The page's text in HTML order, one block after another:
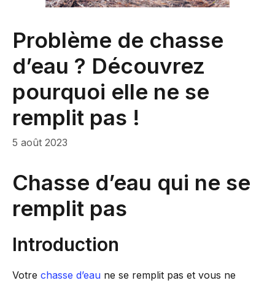
Problème de chasse
d’eau ? Découvrez
pourquoi elle ne se
remplit pas !
5 août 2023
Chasse d’eau qui ne se
remplit pas
Introduction
Votre chasse d’eau ne se remplit pas et vous ne